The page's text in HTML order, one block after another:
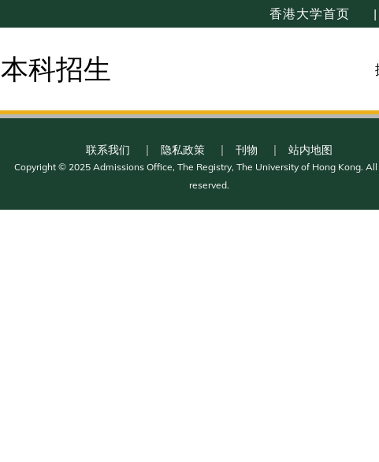
香港大学首页
本科招生
联系我们 隐私政策 刊物 站内地图
Copyright © 2025 Admissions Office, The Registry, The University of Hong Kong.
reserved.